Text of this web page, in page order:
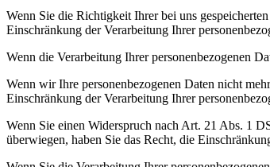
Wenn Sie die Richtigkeit Ihrer bei uns
Einschränkung der Verarbeitung Ihrer
Wenn die Verarbeitung Ihrer personenbezogenen
Wenn wir Ihre personenbezogenen Daten nicht
Einschränkung der Verarbeitung Ihrer
Wenn Sie einen Widerspruch nach Art. 21 Abs. 1
überwiegen, haben Sie das Recht, die